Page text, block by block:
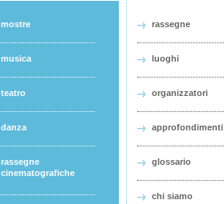
mostre
musica
teatro
danza
rassegne
cinematografiche
rassegne
luoghi
organizzatori
approfondimenti
glossario
chi siamo